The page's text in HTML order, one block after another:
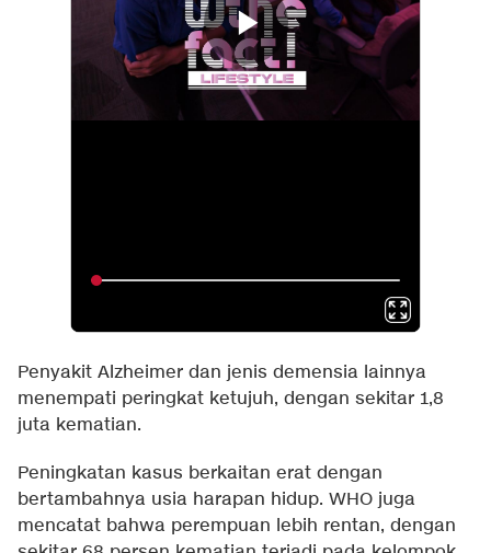
Penyakit Alzheimer dan jenis demensia lainnya
menempati peringkat ketujuh, dengan sekitar 1,8
juta kematian.
Peningkatan kasus berkaitan erat dengan
bertambahnya usia harapan hidup. WHO juga
mencatat bahwa perempuan lebih rentan, dengan